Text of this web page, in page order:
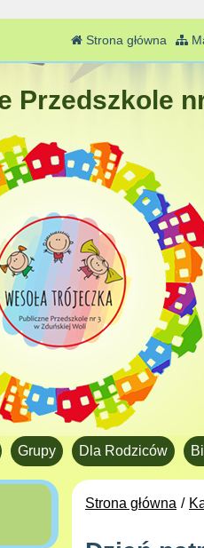
Strona główna
Przedszkole
Grupy Dla Rodziców
Strona główna